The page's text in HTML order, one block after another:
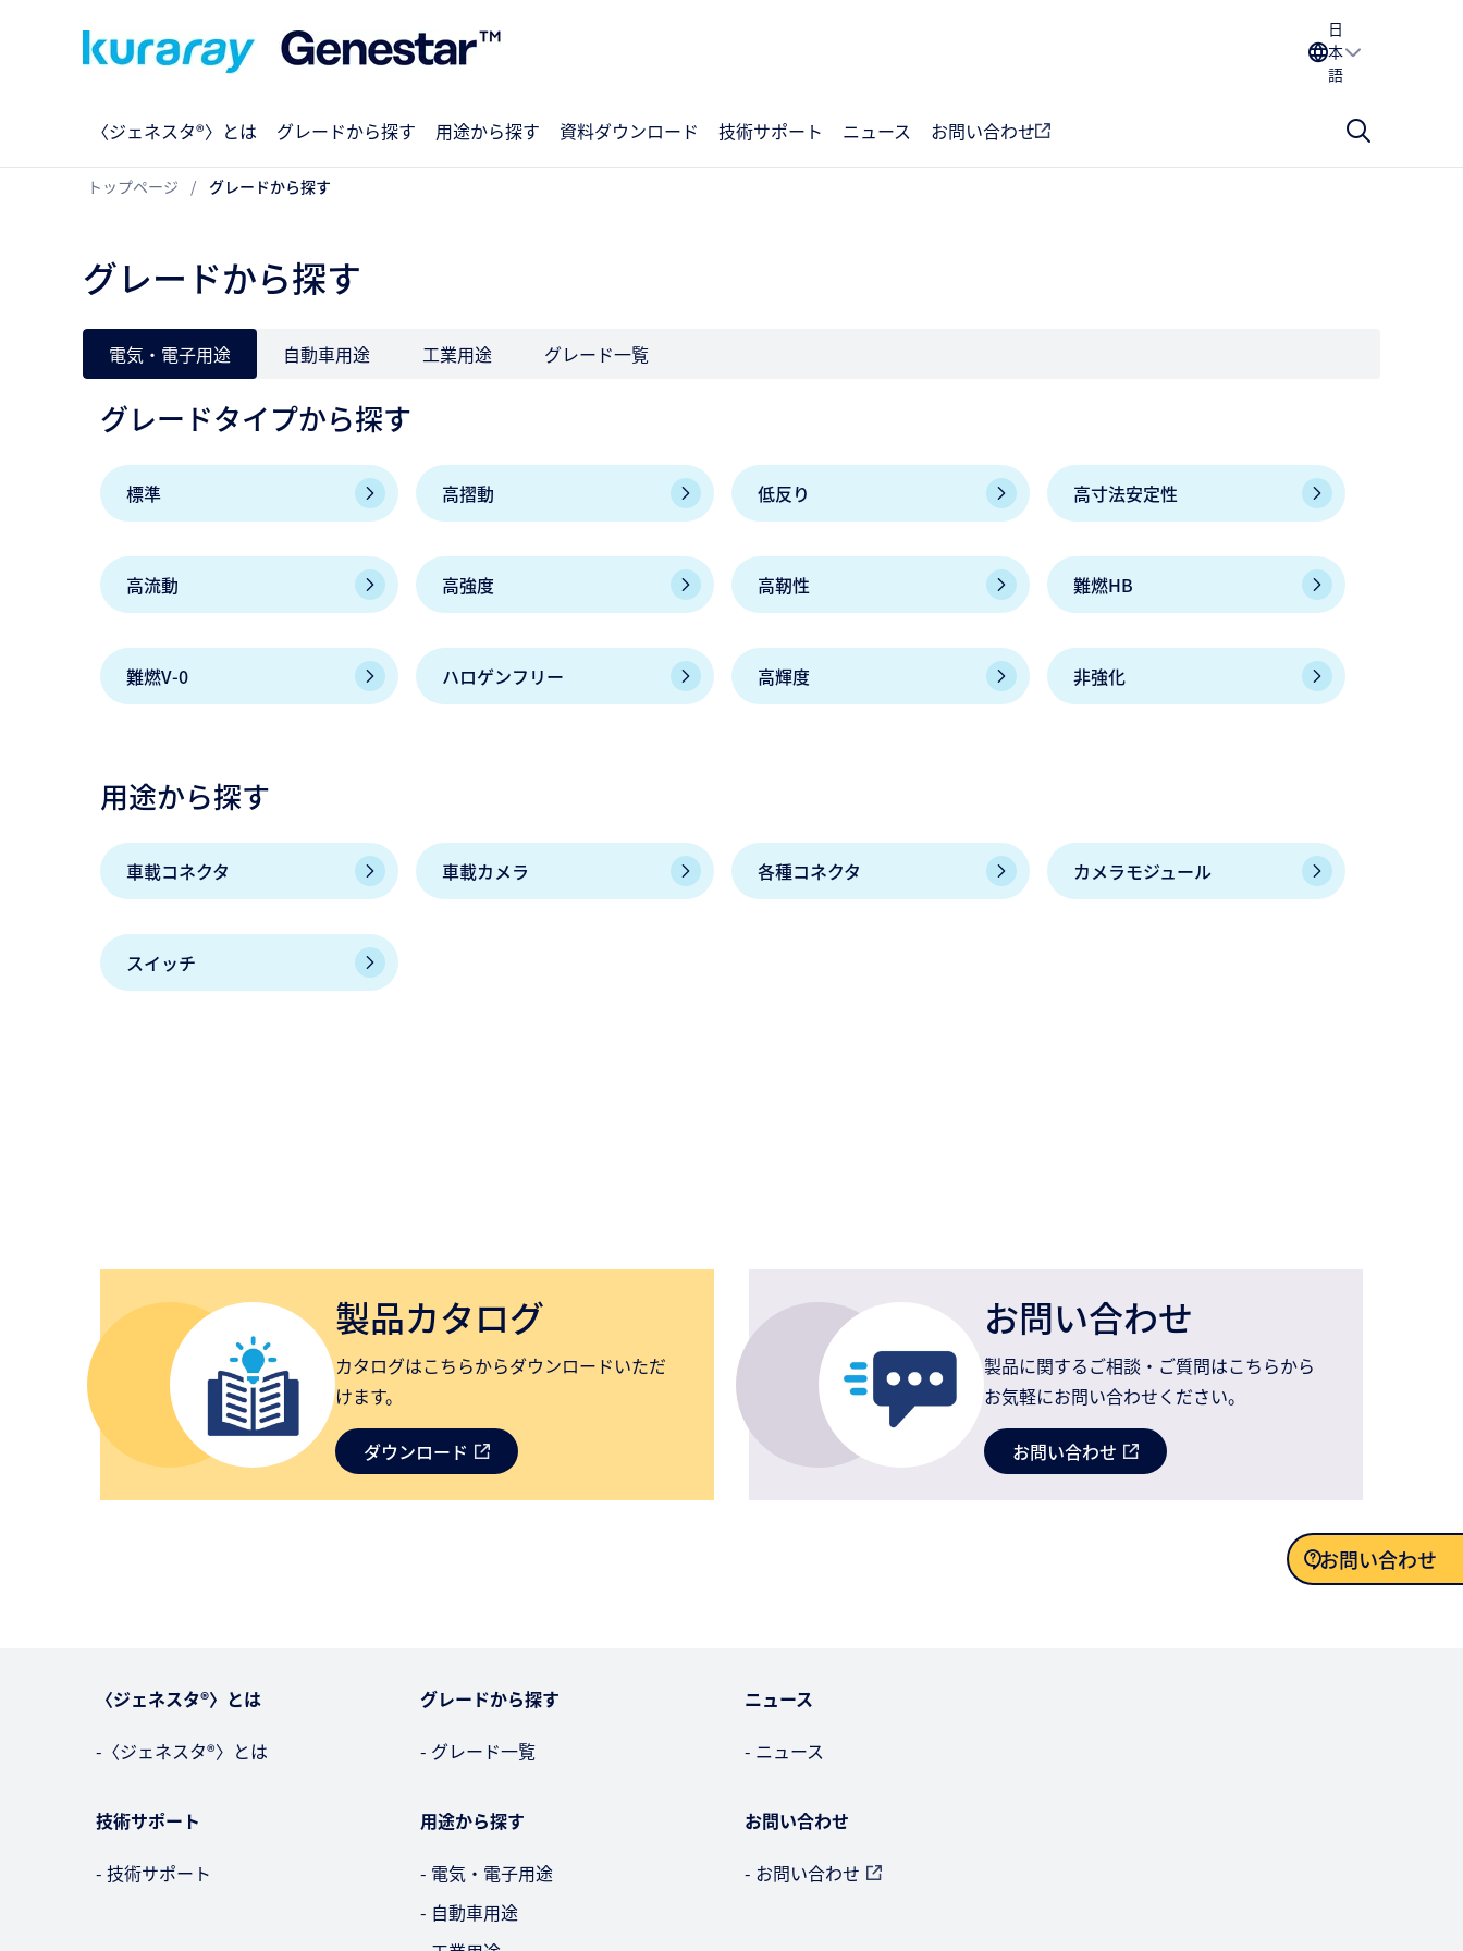
日
本
語
〈ジェネスタ®〉とは グレードから探す 用途から探す 資料ダウンロード 技術サポート ニュース お問い合わせ
トップページ グレードから探す
グレードから探す
電気・電子用途 自動車用途 工業用途 グレード一覧
グレードタイプから探す
標準 高摺動 低反り 高寸法安定性
高流動 高強度 高靭性 難燃HB
難燃V-0 ハロゲンフリー 高輝度 非強化
用途から探す
車載コネクタ 車載カメラ 各種コネクタ カメラモジュール
スイッチ
お問い合わせ
製品カタログ
カタログはこちらからダウンロードいただ
けます。
ダウンロード
お問い合わせ
製品に関するご相談・ご質問はこちらから
お気軽にお問い合わせください。
お問い合わせ
〈ジェネスタ®〉とは
-〈ジェネスタ®〉とは
技術サポート
- 技術サポート
グレードから探す
- グレード一覧
用途から探す
- 電気・電子用途
- 自動車用途
ニュース
- ニュース
お問い合わせ
- お問い合わせ